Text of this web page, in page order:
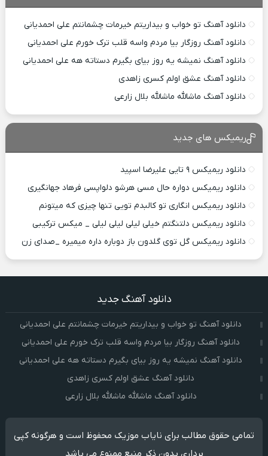
دانلود آهنگ تو خواب و بیداریتم خیرمات چشمانتم علی احمدیانی
دانلود آهنگ روزگار بیا مردم واسه قلب ترک خورم علی احمدیانی
دانلود آهنگ نمیشه یه روز بیای بگیرم دستاته هه علی احمدیانی
دانلود آهنگ عشق اولم کسری زاهدی
دانلود آهنگ ماشالله ماشالله بلال زارعی
ریمیکس های جدید
دانلود ریمیکس ۹ تایی علیرضا اسپید
دانلود ریمیکس دواره حال مسی هرشو دلواپسی فرهاد جهانگیری
دانلود ریمیکس انگاری تو کالبدم تویی تنها چیزی که میتونم
دانلود ریمیکس دلتنگتم خیلی لیلی لیلی لیلی _ میکس ترکیبی
دانلود ریمیکس گل توی گلدون باز دوباره داره میمیره _صدای زن
دانلود آهنگ جدید
دانلود آهنگ تو خواب و بیداریتم خیرمات چشمانتم علی احمدیانی
دانلود آهنگ روزگار بیا مردم واسه قلب ترک خورم علی احمدیانی
دانلود آهنگ نمیشه یه روز بیای بگیرم دستاته هه علی احمدیانی
دانلود آهنگ عشق اولم کسری زاهدی
دانلود آهنگ ماشالله ماشالله بلال زارعی
تمامی حقوق مطالب برای نایاب موزیک محفوظ است و هرگونه کپی